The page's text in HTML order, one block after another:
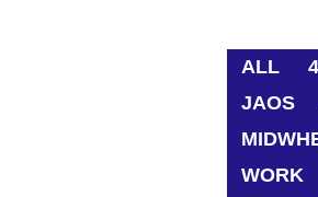
ALL
JAOS
WORK